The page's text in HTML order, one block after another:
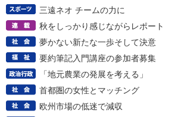
三遠ネオ チームの力に
秋をしっかり感じながらレポート
夢かない新たな一歩そして決意
要約筆記入門講座の参加者募集
「地元農業の発展を考える」
首都圏の女性とマッチング
欧州市場の低迷で減収